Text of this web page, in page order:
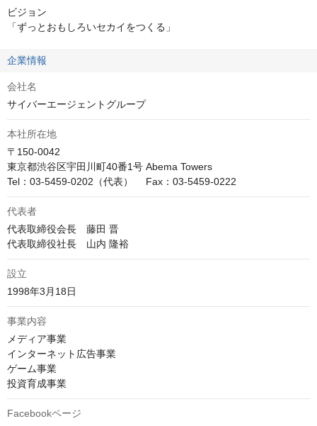
ビジョン
「ずっとおもしろいセカイをつくる」
企業情報
会社名
サイバーエージェントグループ
本社所在地
〒150-0042
東京都渋谷区宇田川町40番1号 Abema Towers
Tel：03-5459-0202（代表）　 Fax：03-5459-0222
代表者
代表取締役会長　藤田 晋
代表取締役社長　山内 隆裕
設立
1998年3月18日
事業内容
メディア事業
インターネット広告事業
ゲーム事業
投資育成事業
Facebookページ